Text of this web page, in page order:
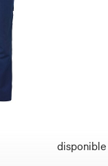
disponible